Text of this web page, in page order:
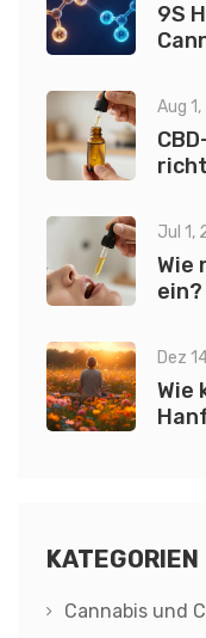
9S
Aug
Jul 1,
Wie
Dez
Wie
KATEGORIEN
Cannabis und